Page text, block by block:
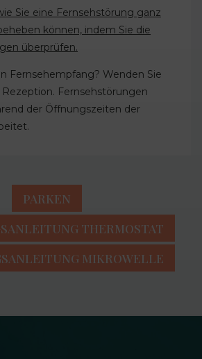
Sie eine Fernsehstörung ganz
können, indem Sie die
überprüfen.
Fernsehempfang? Wenden Sie
Fernsehstörungen
der Öffnungszeiten der
PARKEN
THERMOSTAT
MIKROWELLE